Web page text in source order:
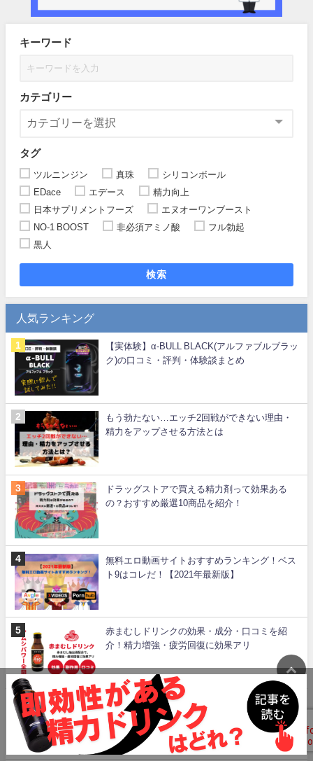
キーワード
カテゴリー
タグ
ツルニンジン 真珠
シリコンボール
EDace
エデース
精力向上
日本サプリメントフーズ
エヌオーワンブースト
NO-1 BOOST
非必須アミノ酸
フル勃起
黒人
検索
人気ランキング
【実体験】α-BULL BLACK(アルファブルブラッ
ク)の口コミ・評判・体験談まとめ
もう勃たない…エッチ2回戦ができない理由・
精力をアップさせる方法とは
ドラッグストアで買える精力剤って効果ある
の？おすすめ厳選10商品を紹介！
無料エロ動画サイトおすすめランキング！ベス
ト9はコレだ！【2021年最新版】
赤まむしドリンクの効果・成分・口コミを紹
介！精力増強・疲労回復に効果アリ
女性用の精力剤とは？媚薬との違いや男性用を
飲んだらどうなるのか解説